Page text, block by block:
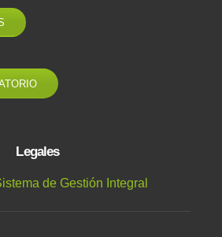
Legales
de Gestión Integral